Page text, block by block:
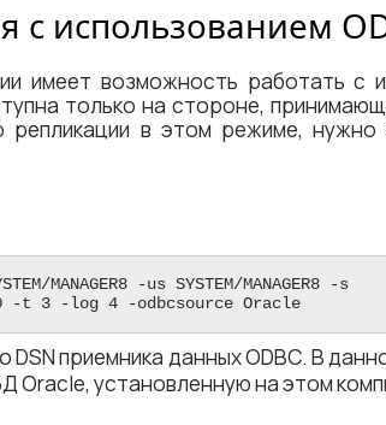
с использованием
имеет возможность работать с
только на стороне,
репликации в этом режиме,
MANAGER8 -us SYSTEM/MANAGER8 -s
-t 3 -log 4 -odbcsource Oracle
DSN приемника данных ODBC. В
Oracle, установленную на этом